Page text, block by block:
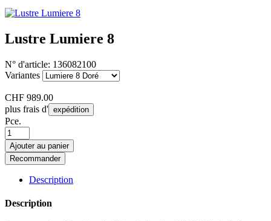
Lustre Lumiere 8
N° d'article: 136082100
Variantes
CHF 989.00
plus frais d' expédition
Pce.
Ajouter au panier
Recommander
Description
Description